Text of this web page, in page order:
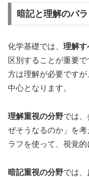
暗記と理解のバ
化学基礎では、 理解す
区別することが重要
方は理解が必要です
中心となります。
理解重視の分野では
ぜそうなるのか」を
ラフを使って、視覚的
暗記重視の分野では